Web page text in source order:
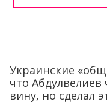
Украинские
что
вину, но сделал